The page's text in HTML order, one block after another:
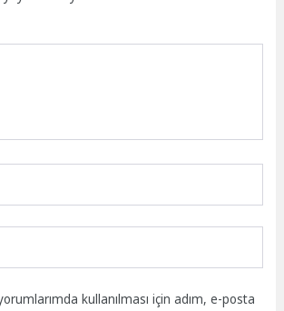
kullanılması için adım, e-posta